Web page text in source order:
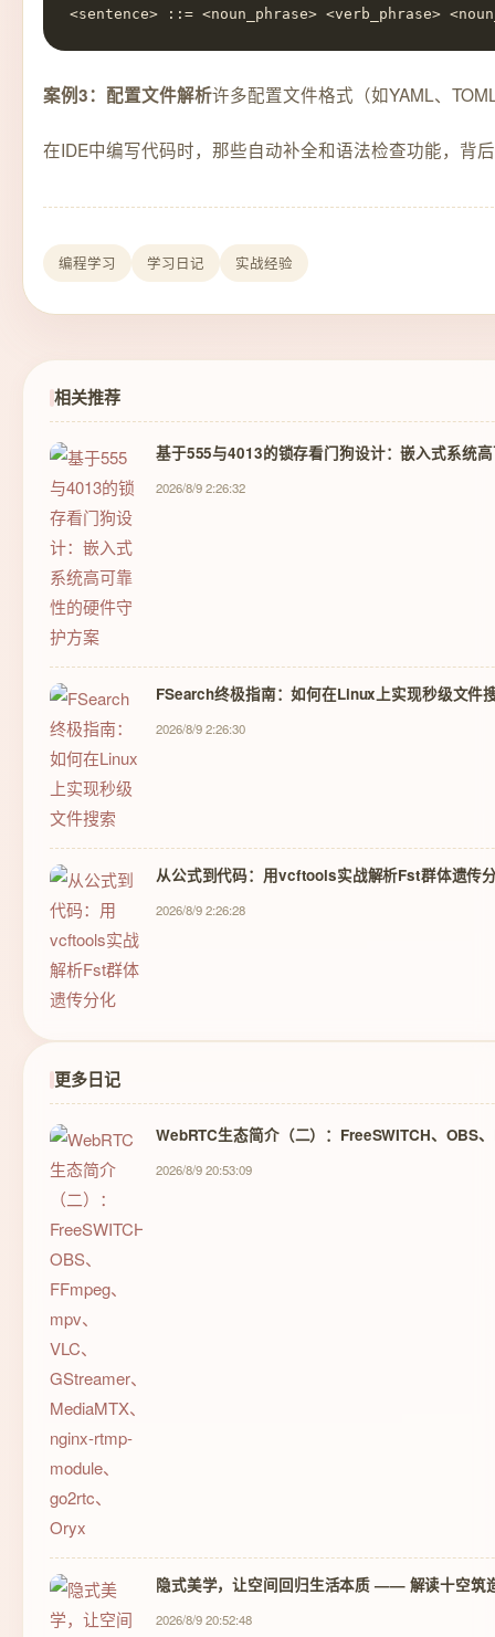
<sentence> ::= <noun_phrase> <verb_phrase>
案例3：配置文件解析许多配置文件格式（如YAML、
在IDE中编写代码时，那些自动补全和语法检查功能，
编程学习 学习日记 实战经验
相关推荐
基于555与4013的锁存看门狗设计：嵌入式系统
2026/8/9 2:26:32
FSearch终极指南：如何在Linux上实现秒级文件
2026/8/9 2:26:30
从公式到代码：用vcftools实战解析Fst群体遗传
2026/8/9 2:26:28
更多日记
WebRTC生态简介（二）：FreeSWITCH、
2026/8/9 20:53:09
隐式美学，让空间回归生活本质 —— 解读十空筑
2026/8/9 20:52:48